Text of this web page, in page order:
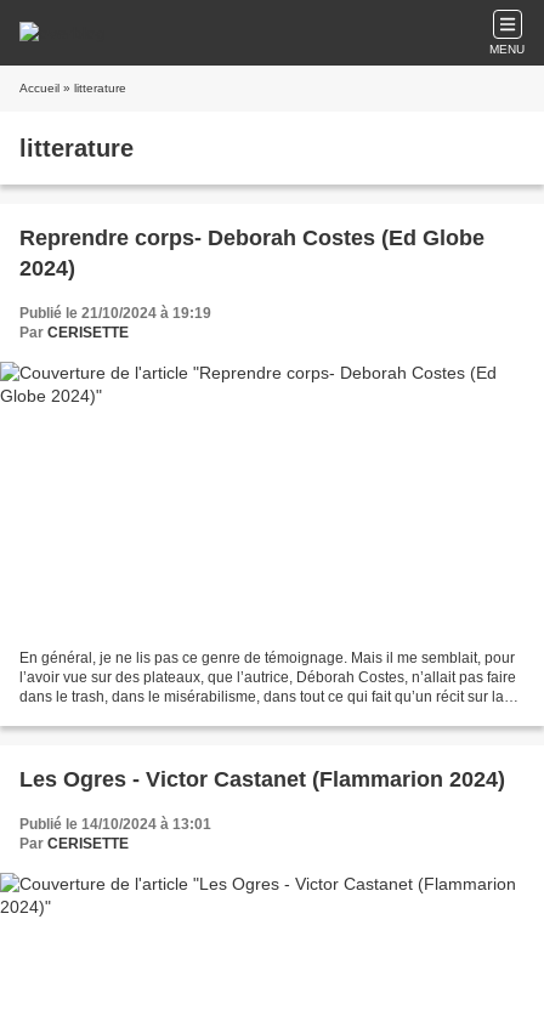
MENU
Accueil » litterature
litterature
Reprendre corps- Deborah Costes (Ed Globe
2024)
Publié le 21/10/2024 à 19:19
Par CERISETTE
En général, je ne lis pas ce genre de témoignage. Mais il me semblait, pour
l’avoir vue sur des plateaux, que l’autrice, Déborah Costes, n’allait pas faire
dans le trash, dans le misérabilisme, dans tout ce qui fait qu’un récit sur la
Les Ogres - Victor Castanet (Flammarion 2024)
Publié le 14/10/2024 à 13:01
Par CERISETTE